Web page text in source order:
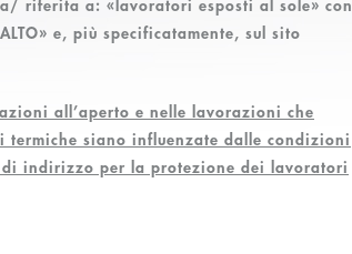
riferita a: «lavoratori esposti al sole» con
e, più specificatamente, sul sito
all’aperto e nelle lavorazioni che
termiche siano influenzate dalle condizioni
indirizzo per la protezione dei lavoratori